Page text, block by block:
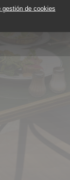
gestión de cookies